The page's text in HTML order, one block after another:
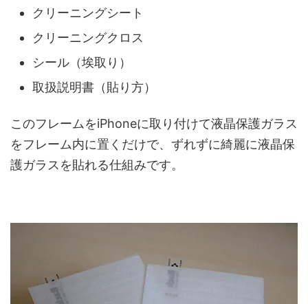
クリーニングシート
クリーニングクロス
シール（埃取り）
取扱説明書（貼り方）
このフレームをiPhoneに取り付けて液晶保護ガラス
をフレーム内に置くだけで、ずれずに綺麗に液晶保
護ガラスを貼れる仕組みです。